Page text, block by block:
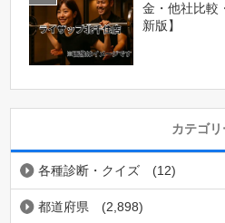
金・他社比較
新版】
カテゴリ
各種診断・クイズ (12)
都道府県
(2,898)